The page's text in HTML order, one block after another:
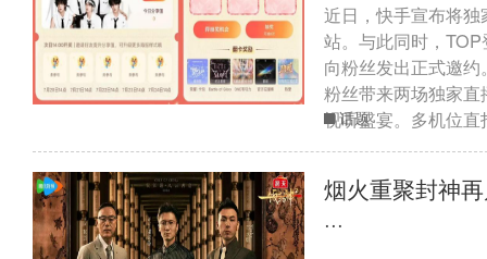
近日，快手宣布将
站。与此同时，
向粉丝发出正式邀
粉丝带来两场独家
视听盛宴。多机位直
话题
烟火重聚封神
···